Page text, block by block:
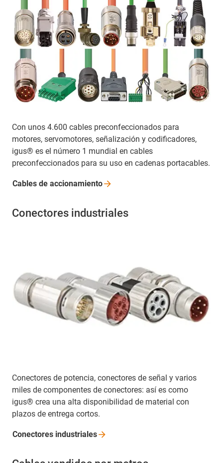
Con unos 4.600 cables preconfeccionados para
motores, servomotores, señalización y codificadores,
igus® es el número 1 mundial en cables
preconfeccionados para su uso en cadenas portacables.
Cables de accionamiento
Conectores industriales
Conectores de potencia, conectores de señal y varios
miles de componentes de conectores: así es como
igus® crea una alta disponibilidad de material con
plazos de entrega cortos.
Conectores industriales